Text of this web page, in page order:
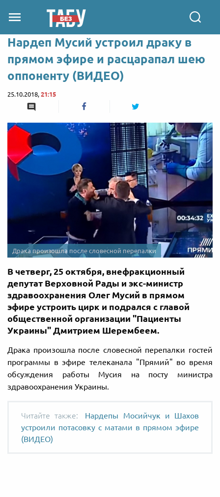
Нардеп Мусий устроил драку в
прямом эфире и расцарапал шею
оппоненту (ВИДЕО)
25.10.2018, 21:15
Драка произошла после словесной перепалки
В четверг, 25 октября, внефракционный
депутат Верховной Рады и экс-министр
здравоохранения Олег Мусий в прямом
эфире устроить цирк и подрался с главой
общественной организации "Пациенты
Украины" Дмитрием Шерембеем.
Драка произошла после словесной перепалки гостей
программы в эфире телеканала "Прямий" во время
обсуждения работы Мусия на посту министра
здравоохранения Украины.
Нардепы Мосийчук и Шахов
устроили потасовку с матами в прямом эфире
(ВИДЕО)